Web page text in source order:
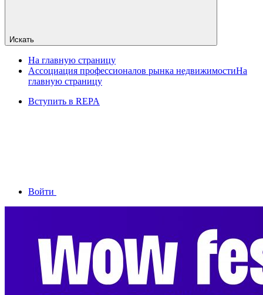
Искать
На главную страницу
Ассоциация профессионалов рынка недвижимостиНа
главную страницу
Вступить в REPA
Войти